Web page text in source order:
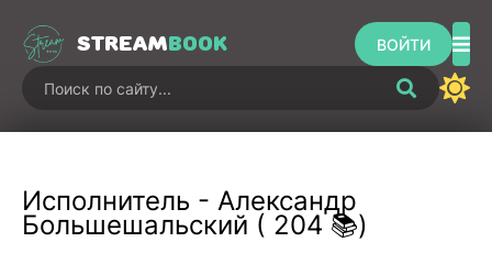
STREAMBOOK ВОЙТИ
Исполнитель - Александр
Большешальский ( 204 📚)